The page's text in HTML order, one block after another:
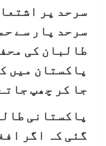
سرحد پر
سرحد پار سے
طالبان کی
پاکستان میں
جا کر چھپ
پاکستانی
گئی کہ اگر